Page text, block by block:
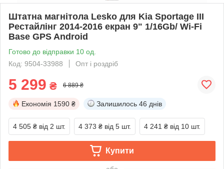
Штатна магнітола Lesko для Kia Sportage III
Рестайлінг 2014-2016 екран 9" 1/16Gb/ Wi-Fi
Base GPS Android
Готово до відправки 10 од.
Код: 9504-33988
Опт і роздріб
5 299 ₴ 6 889 ₴
Економія 1590 ₴ Залишилось 46 днів
4 505 ₴ від 2 шт. 4 373 ₴ від 5 шт. 4 241 ₴ від 10 шт.
Купити